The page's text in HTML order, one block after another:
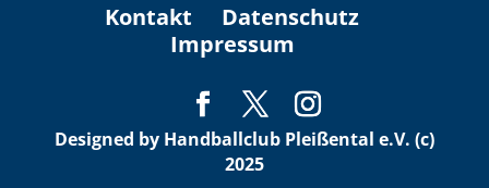
Kontakt
Datenschutz
Impressum
Designed by Handballclub Pleißental e.V. (c)
2025